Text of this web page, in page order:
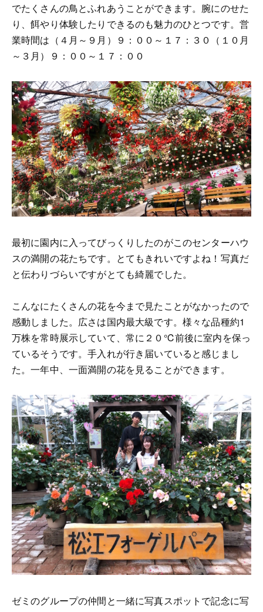
でたくさんの鳥とふれあうことができます。腕にのせた
り、餌やり体験したりできるのも魅力のひとつです。営
業時間は（４月～９月）９：００～１７：３０（１０月
～３月）９：００～１７：００
最初に園内に入ってびっくりしたのがこのセンターハウ
スの満開の花たちです。とてもきれいですよね！写真だ
と伝わりづらいですがとても綺麗でした。
こんなにたくさんの花を今まで見たことがなかったので
感動しました。広さは国内最大級です。様々な品種約1
万株を常時展示していて、常に２０℃前後に室内を保っ
ているそうです。手入れが行き届いていると感じまし
た。一年中、一面満開の花を見ることができます。
ゼミのグループの仲間と一緒に写真スポットで記念に写